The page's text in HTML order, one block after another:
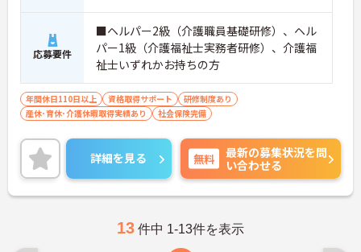
応募要件
■ヘルパー2級（介護職員基礎研修）、ヘル
パー1級（介護福祉士実務者研修）、介護福
祉士いずれかお持ちの方
年間休日110日以上 資格取得サポート
研修制度あり
産休･育休･介護休暇取得実績あり
社会保険完備
詳細を見る 無料
最新の募集状況を問
い合わせる
13 件中 1-13件を表示